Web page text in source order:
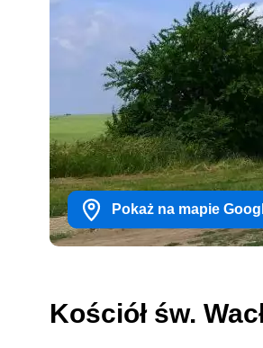
Pokaż na mapie
Kościół św.